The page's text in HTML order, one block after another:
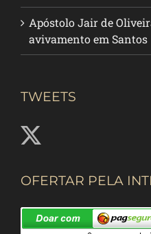
Apóstolo Jair de
avivamento em Santos
TWEETS
OFERTAR PELA